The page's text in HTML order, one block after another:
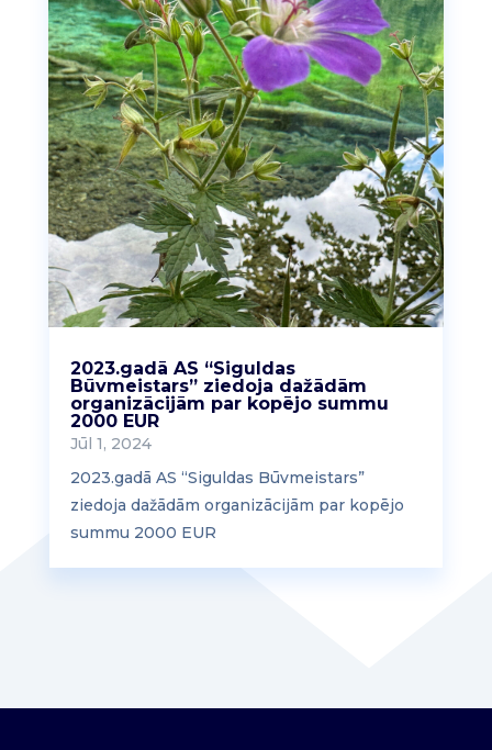
2023.gadā AS “Siguldas
Būvmeistars” ziedoja dažādām
organizācijām par kopējo summu
2000 EUR
Jūl 1, 2024
2023.gadā AS “Siguldas Būvmeistars”
ziedoja dažādām organizācijām par kopējo
summu 2000 EUR